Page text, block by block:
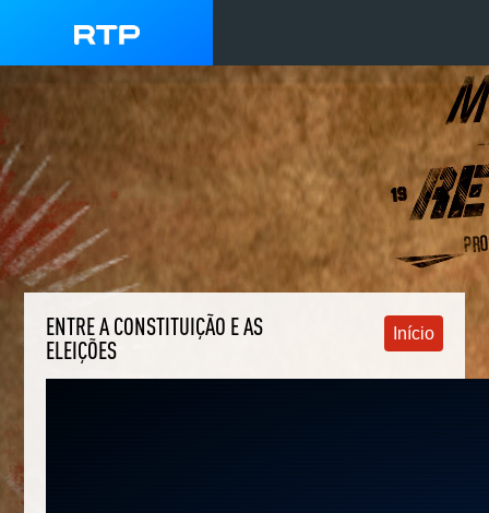
ENTRE A CONSTITUIÇÃO E AS
ELEIÇÕES
Início